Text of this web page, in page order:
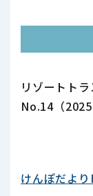
リゾートト
No.14（2025
けんぽだよ